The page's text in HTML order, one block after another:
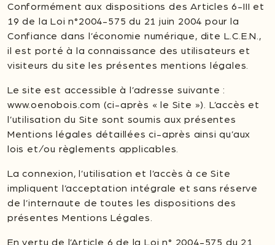
Conformément aux dispositions des Articles 6-III et
19 de la Loi n°2004-575 du 21 juin 2004 pour la
Confiance dans l’économie numérique, dite L.C.E.N.,
il est porté à la connaissance des utilisateurs et
visiteurs du site les présentes mentions légales.
Le site est accessible à l’adresse suivante :
www.oenobois.com (ci-après « le Site »). L’accès et
l’utilisation du Site sont soumis aux présentes
Mentions légales détaillées ci-après ainsi qu’aux
lois et/ou règlements applicables.
La connexion, l’utilisation et l’accès à ce Site
impliquent l’acceptation intégrale et sans réserve
de l’internaute de toutes les dispositions des
présentes Mentions Légales.
En vertu de l’Article 6 de la Loi n° 2004-575 du 21